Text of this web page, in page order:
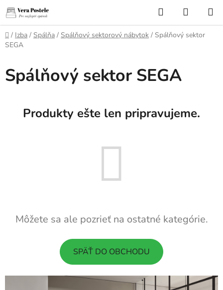
Prejsť
na
obsah
Hľadať
KOŠÍK
Domov
/ Izba / Spálňa / Spálňový sektorový nábytok / Spálňový sektor
SEGA
Spálňový sektor SEGA
Produkty ešte len pripravujeme.
Môžete sa ale pozrieť na ostatné kategórie.
SPÄŤ DO OBCHODU